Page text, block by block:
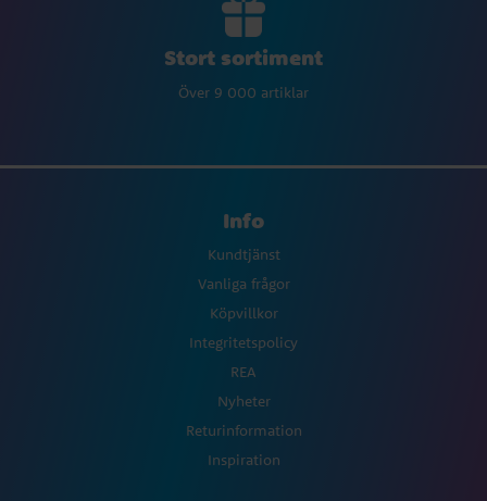
Stort sortiment
Över 9 000 artiklar
Info
Kundtjänst
Vanliga frågor
Köpvillkor
Integritetspolicy
REA
Nyheter
Returinformation
Inspiration